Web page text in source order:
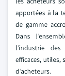
apportées à la
de gamme
Dans
l'industrie
efficaces, utiles,
d'acheteurs.